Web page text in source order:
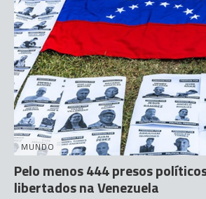
MUNDO
Pelo menos 444 presos
libertados na Venezuela